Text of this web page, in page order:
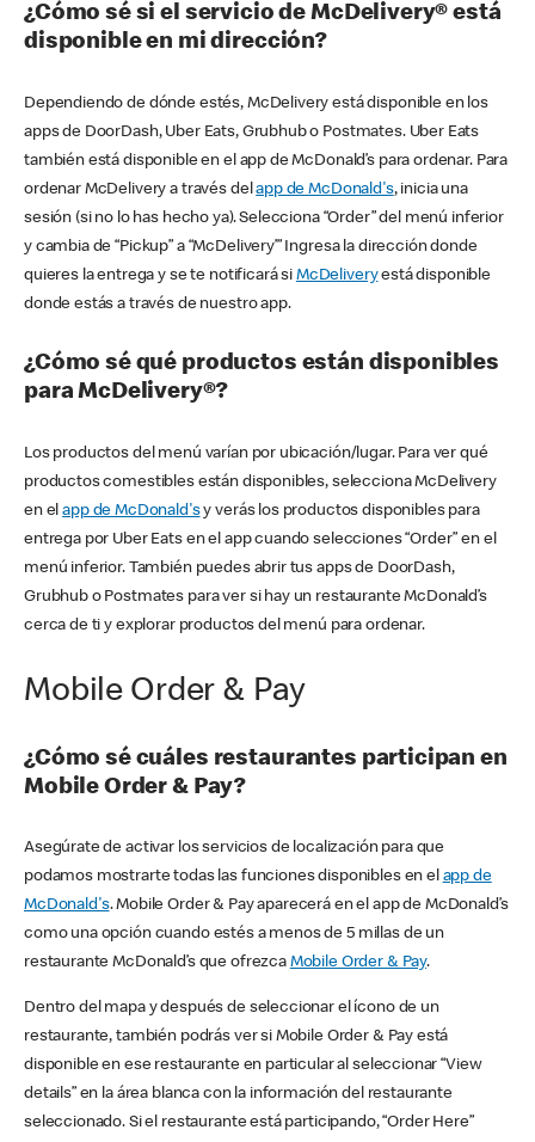
¿Cómo sé si el servicio de McDelivery® está
disponible en mi dirección?
Dependiendo de dónde estés, McDelivery está disponible en los
apps de DoorDash, Uber Eats, Grubhub o Postmates. Uber Eats
también está disponible en el app de McDonald’s para ordenar. Para
ordenar McDelivery a través delapp de McDonald's, inicia una
sesión (si no lo has hecho ya). Selecciona “Order” del menú inferior
y cambia de “Pickup” a “McDelivery’” Ingresa la dirección donde
quieres la entrega y se te notificará si McDeliveryestá disponible
donde estás a través de nuestro app.
¿Cómo sé qué productos están disponibles
para McDelivery®?
Los productos del menú varían por ubicación/lugar. Para ver qué
productos comestibles están disponibles, selecciona McDelivery
en elapp de McDonald'sy verás los productos disponibles para
entrega por Uber Eats en el app cuando selecciones “Order” en el
menú inferior. También puedes abrir tus apps de DoorDash,
Grubhub o Postmates para ver si hay un restaurante McDonald’s
cerca de ti y explorar productos del menú para ordenar.
Mobile Order & Pay
¿Cómo sé cuáles restaurantes participan en
Mobile Order & Pay?
Asegúrate de activar los servicios de localización para que
podamos mostrarte todas las funciones disponibles en el app de
McDonald's. Mobile Order & Pay aparecerá en el app de McDonald’s
como una opción cuando estés a menos de 5 millas de un
restaurante McDonald’s que ofrezca Mobile Order & Pay.
Dentro del mapa y después de seleccionar el ícono de un
restaurante, también podrás ver si Mobile Order & Pay está
disponible en ese restaurante en particular al seleccionar “View
details” en la área blanca con la información del restaurante
seleccionado. Si el restaurante está participando, “Order Here”